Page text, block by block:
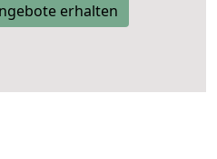
erhalten